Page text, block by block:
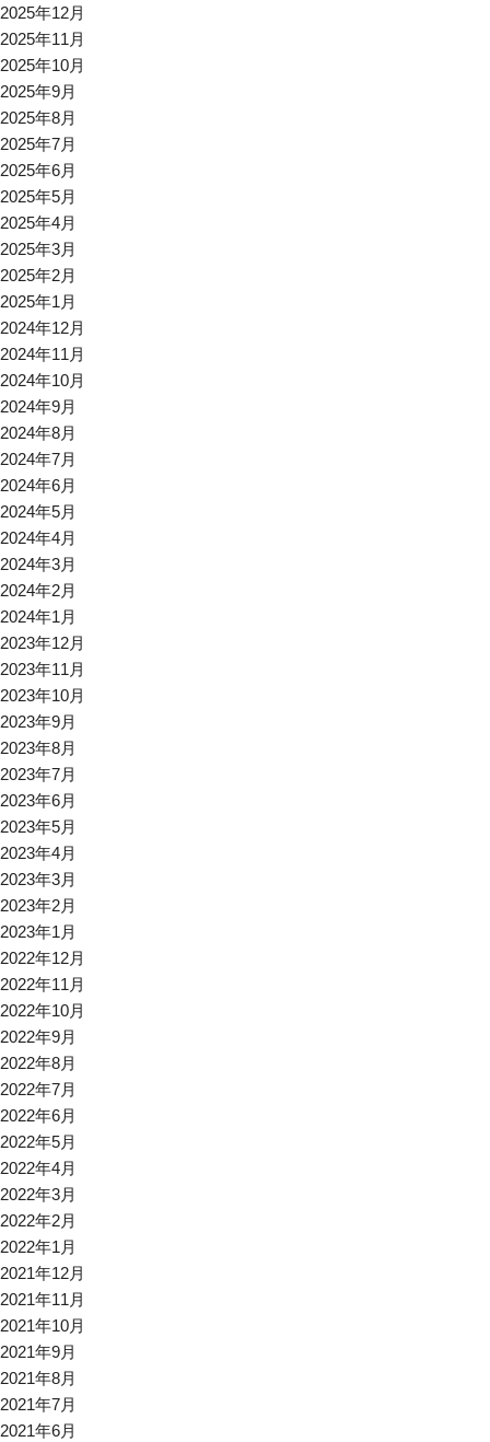
2025年12月
2025年11月
2025年10月
2025年9月
2025年8月
2025年7月
2025年6月
2025年5月
2025年4月
2025年3月
2025年2月
2025年1月
2024年12月
2024年11月
2024年10月
2024年9月
2024年8月
2024年7月
2024年6月
2024年5月
2024年4月
2024年3月
2024年2月
2024年1月
2023年12月
2023年11月
2023年10月
2023年9月
2023年8月
2023年7月
2023年6月
2023年5月
2023年4月
2023年3月
2023年2月
2023年1月
2022年12月
2022年11月
2022年10月
2022年9月
2022年8月
2022年7月
2022年6月
2022年5月
2022年4月
2022年3月
2022年2月
2022年1月
2021年12月
2021年11月
2021年10月
2021年9月
2021年8月
2021年7月
2021年6月